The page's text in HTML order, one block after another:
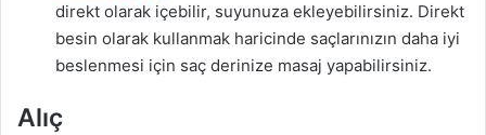
direkt olarak içebilir, suyunuza ekleyebilirsiniz. Direkt
besin olarak kullanmak haricinde saçlarınızın daha iyi
beslenmesi için saç derinize masaj yapabilirsiniz.
Alıç